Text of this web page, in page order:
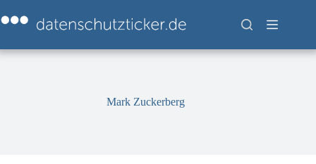
Inhalt
springen
Mark Zuckerberg